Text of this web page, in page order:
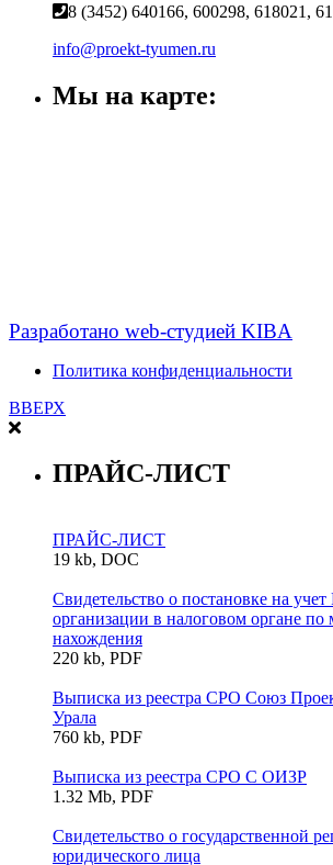
8 (3452) 640166, 600298, 618021,
info@proekt-tyumen.ru
Мы на карте:
Разработано web-студией KIBA
Политика конфиденциальности
ВВЕРХ
ПРАЙС-ЛИСТ
ПРАЙС-ЛИСТ
19 kb, DOC
Свидетельство о постановке на учет
организации в налоговом органе по
нахождения
220 kb, PDF
Выписка из реестра СРО Союз
Урала
760 kb, PDF
Выписка из реестра СРО С ОИЗР
1.32 Mb, PDF
Свидетельство о государственной
юридического лица